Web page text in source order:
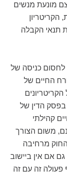
מונעת מנשים
תנאי הקבלה
כניסה של
החיים של
בפסק הדין של
קהילתי
משום הצורך
מרחיבה
אם אין ביישוב
פעולה זה עם זה